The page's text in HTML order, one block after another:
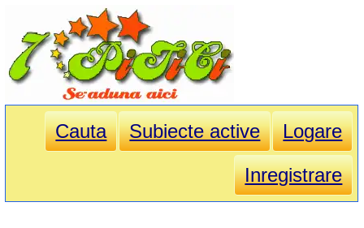
Cauta Subiecte active
Logare
Inregistrare